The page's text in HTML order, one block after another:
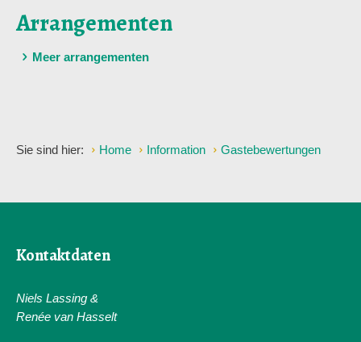
Arrangementen
Meer arrangementen
Sie sind hier: Home Information Gastebewertungen
Kontaktdaten
Niels Lassing &
Renée van Hasselt